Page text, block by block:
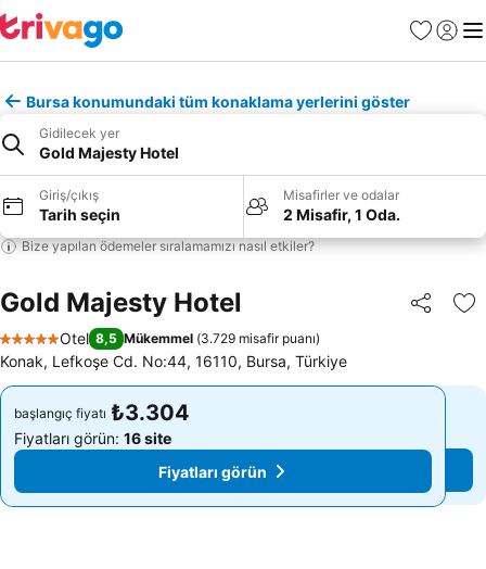
Favoriler
Giriş
Bursa konumundaki tüm konaklama yerlerini göster
Gidilecek yer
Gold Majesty Hotel
Giriş/çıkış
Tarih seçin
Misafirler ve odalar
2 Misafir, 1 Oda.
Bize yapılan ödemeler sıralamamızı nasıl etkiler?
Gold Majesty Hotel Paylaş
5 Yıldız
Otel 8,5 Mükemmel (3.729 misafir puanı)
Konak, Lefkoşe Cd. No:44, 16110, Bursa, Türkiye
başlangıç fiyatı ₺3.304
Fiyatları görün: 16 site
Fiyatları görün
başlangıç fiyatı ₺3.304
Fiyatları görün: 16 site
Fiyatları görün